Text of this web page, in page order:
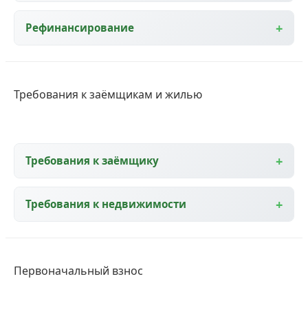
Рефинансирование
Требования к заёмщикам и жилью
Требования к заёмщику
Требования к недвижимости
Первоначальный взнос